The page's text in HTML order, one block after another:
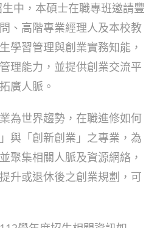
中，本碩士在職專班邀請豐
、高階專業經理人及本校教
學習管理與創業實務知能，
理能力，並提供創業交流平
廣人脈。
為世界趨勢，在職進修如何
與「創新創業」之專業，為
聚集相關人脈及資源網絡，
升或退休後之創業規劃，可